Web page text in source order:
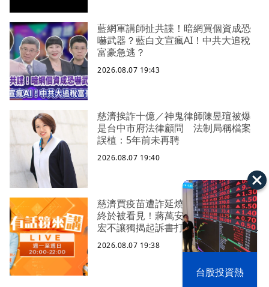
台股投資熱
藍網軍講師扯共諜！暗網買個資成恐
嚇武器？藍白文宣瘋AI！中共大追稅
富豪急逃？
2026.08.07 19:43
慈濟挨詐十億／神鬼律師陳昱瑄被爆
是台中市府法律顧問 法制局稱檔案
誤植：5年前未再聘
2026.08.07 19:40
慈濟買疫苗遭詐延燒！陳時中嘆真相
終於被看見！蔣萬安翻車又怪中央？
宏不讓獨揭起訴書打臉藍白？柯文哲
生日嚇一大跳忘記腳傷？虐童案再
爆！北市府突襲稽查變套招？
2026.08.07 19:38